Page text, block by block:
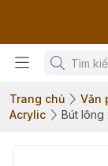
Trang chủ Văn
Acrylic
Bút lông